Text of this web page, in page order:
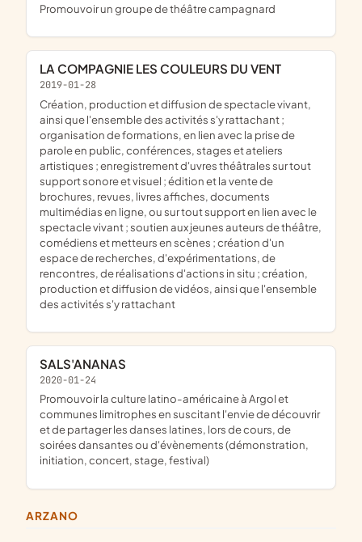
promouvoir un groupe de théâtre campagnard
LA COMPAGNIE LES COULEURS DU VENT
2019-01-28
création, production et diffusion de spectacle vivant,
ainsi que l'ensemble des activités s'y rattachant ;
organisation de formations, en lien avec la prise de
parole en public, conférences, stages et ateliers
artistiques ; enregistrement d'uvres théâtrales sur tout
support sonore et visuel ; édition et la vente de
brochures, revues, livres affiches, documents
multimédias en ligne, ou sur tout support en lien avec le
spectacle vivant ; soutien aux jeunes auteurs de théâtre,
comédiens et metteurs en scènes ; création d'un
espace de recherches, d'expérimentations, de
rencontres, de réalisations d'actions in situ ; création,
production et diffusion de vidéos, ainsi que l'ensemble
des activités s'y rattachant
SALS'ANANAS
2020-01-24
promouvoir la culture latino-américaine à Argol et
communes limitrophes en suscitant l'envie de découvrir
et de partager les danses latines, lors de cours, de
soirées dansantes ou d'évènements (démonstration,
initiation, concert, stage, festival)
ARZANO